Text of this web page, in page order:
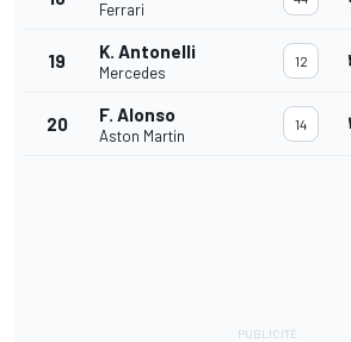
Ferrari
19 K. Antonelli
Mercedes
12
20 F. Alonso
Aston Martin
14